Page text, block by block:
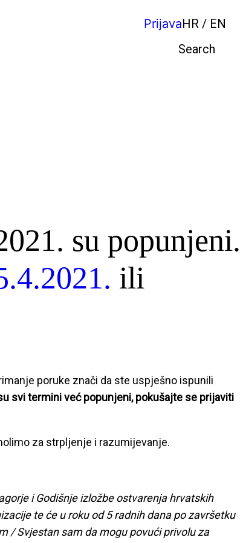
PrijavaHR / EN
su popunjeni.
ili
poruke znači da ste uspješno ispunili
svi termini već popunjeni, pokušajte se prijaviti
za strpljenje i razumijevanje.
i Godišnje izložbe ostvarenja hrvatskih
te će u roku od 5 radnih dana po završetku
/ Svjestan sam da mogu povući privolu za